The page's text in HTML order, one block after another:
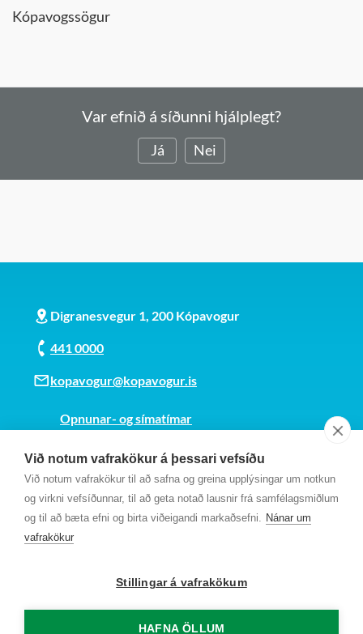
Við notum vafrakökur á þessari vefsíðu
Við notum vafrakökur til að safna og greina upplýsingar um notkun
og virkni vefsíðunnar, til að geta notað lausnir frá samfélagsmiðlum
og til að bæta efni og birta viðeigandi markaðsefni. Nánar um
vafrakökur
Stillingar á vafrakökum
HAFNA ÖLLUM
Kópavogssögur
Var efnið á síðunni hjálplegt?
Já Nei
Digranesvegur 1, 200 Kópavogur
441 0000
kopavogur@kopavogur.is
Opnunar- og símatímar
Kt. 700169-3759
Fundarmannagátt